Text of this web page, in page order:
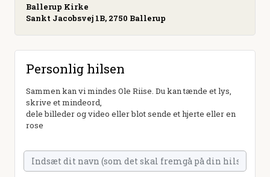
Ballerup Kirke
Sankt Jacobsvej 1B, 2750 Ballerup
Personlig hilsen
Sammen kan vi mindes Ole Riise. Du kan tænde et lys,
skrive et mindeord,
dele billeder og video eller blot sende et hjerte eller en
rose